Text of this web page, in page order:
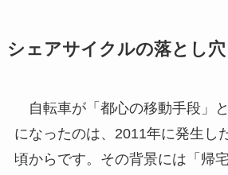
シェアサイクルの落とし穴
自転車が「都心の移動手段」
になったのは、2011年に発生し
頃からです。その背景には「帰